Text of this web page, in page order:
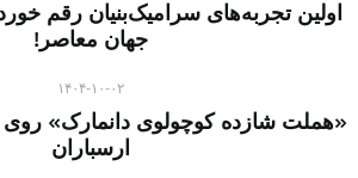
اولین تجربه‌های سرامیک‌بنیان رقم
جهان معاصر!
۱۴۰۴-۱۰-۰۲
«هملت شازده کوچولوی دانمارک»
ارسباران